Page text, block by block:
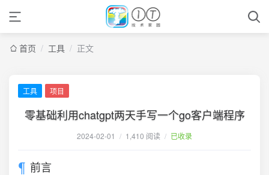
首页 / 工具 / 正文
工具 项目
零基础利用chatgpt两天手写一个go客户端程序
2024-02-01 / 1,410 阅读 / 已收录
前言